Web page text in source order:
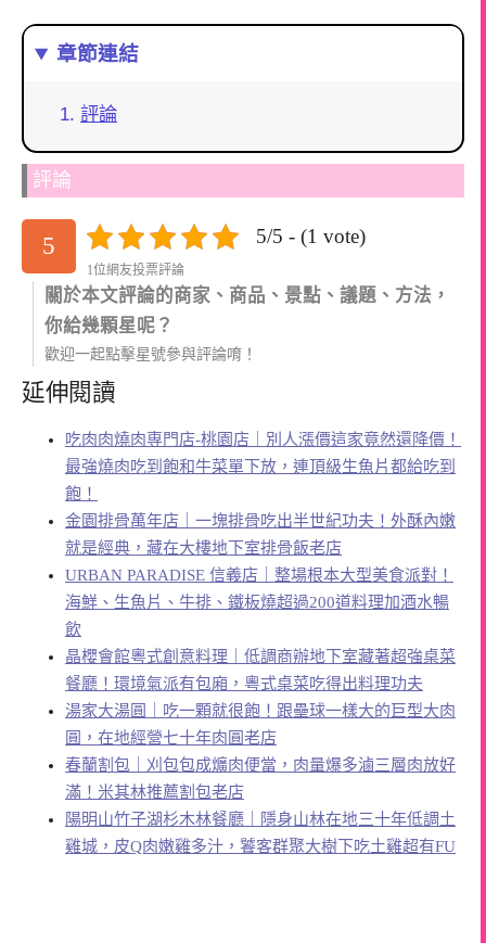
章節連結
評論
評論
5 5/5 - (1 vote)
1位網友投票評論
關於本文評論的商家、商品、景點、議題、方法，
你給幾顆星呢？
歡迎一起點擊星號參與評論唷！
延伸閱讀
吃肉肉燒肉専門店-桃園店｜別人漲價這家竟然還降價！
最強燒肉吃到飽和牛菜單下放，連頂級生魚片都給吃到
飽！
金園排骨萬年店｜一塊排骨吃出半世紀功夫！外酥內嫩
就是經典，藏在大樓地下室排骨飯老店
URBAN PARADISE 信義店｜整場根本大型美食派對！
海鮮、生魚片、牛排、鐵板燒超過200道料理加酒水暢
飲
晶櫻會館粵式創意料理｜低調商辦地下室藏著超強桌菜
餐廳！環境氣派有包廂，粵式桌菜吃得出料理功夫
湯家大湯圓｜吃一顆就很飽！跟壘球一樣大的巨型大肉
圓，在地經營七十年肉圓老店
春蘭割包｜刈包包成爌肉便當，肉量爆多滷三層肉放好
滿！米其林推薦割包老店
陽明山竹子湖杉木林餐廳｜隱身山林在地三十年低調土
雞城，皮Q肉嫩雞多汁，饕客群聚大樹下吃土雞超有FU